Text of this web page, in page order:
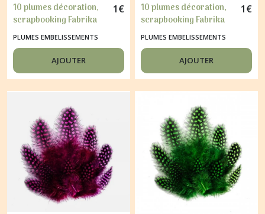
10 plumes décoration,
scrapbooking Fabrika
Décoru ROSE
1€
PLUMES EMBELISSEMENTS
AJOUTER
10 plumes décoration,
scrapbooking Fabrika
Décoru ORANGE
1€
PLUMES EMBELISSEMENTS
AJOUTER